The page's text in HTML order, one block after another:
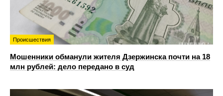
Происшествия
Мошенники обманули жителя Дзержинска почти на 18
млн рублей: дело передано в суд